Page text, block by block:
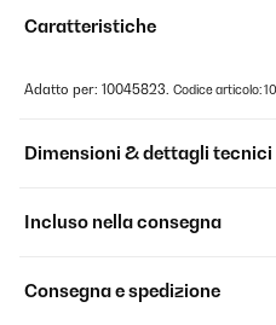
Caratteristiche
Adatto per: 10045823. Codice articolo:
Dimensioni & dettagli tecnici
Incluso nella consegna
Consegna e spedizione